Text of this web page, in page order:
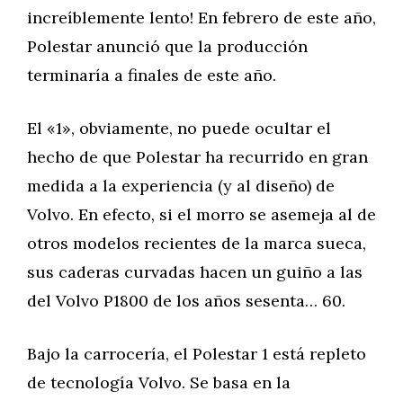
increíblemente lento! En febrero de este año,
Polestar anunció que la producción
terminaría a finales de este año.
El «1», obviamente, no puede ocultar el
hecho de que Polestar ha recurrido en gran
medida a la experiencia (y al diseño) de
Volvo. En efecto, si el morro se asemeja al de
otros modelos recientes de la marca sueca,
sus caderas curvadas hacen un guiño a las
del Volvo P1800 de los años sesenta… 60.
Bajo la carrocería, el Polestar 1 está repleto
de tecnología Volvo. Se basa en la